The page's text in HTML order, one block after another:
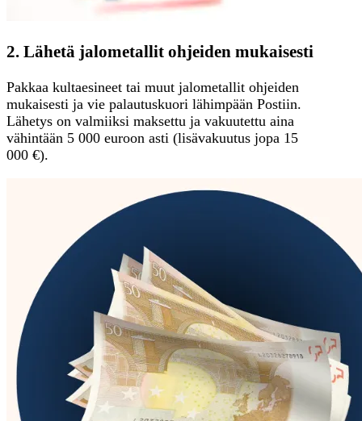
2. Lähetä jalometallit ohjeiden mukaisesti
Pakkaa kultaesineet tai muut jalometallit ohjeiden
mukaisesti ja vie palautuskuori lähimpään Postiin.
Lähetys on valmiiksi maksettu ja vakuutettu aina
vähintään 5 000 euroon asti (lisävakuutus jopa 15
000 €).